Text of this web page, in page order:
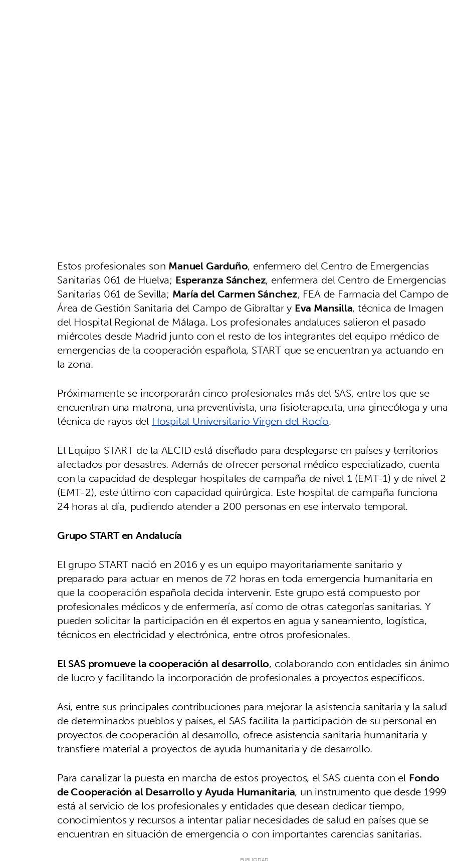
Estos profesionales son Manuel Garduño, enfermero del Centro de Emergencias
Sanitarias 061 de Huelva; Esperanza Sánchez, enfermera del Centro de Emergencias
Sanitarias 061 de Sevilla; María del Carmen Sánchez, FEA de Farmacia del Campo
Área de Gestión Sanitaria del Campo de Gibraltar y Eva Mansilla, técnica de Imagen
del Hospital Regional de Málaga. Los profesionales andaluces salieron el pasado
miércoles desde Madrid junto con el resto de los integrantes del equipo médico de
emergencias de la cooperación española, START que se encuentran ya actuando en
la zona.
Próximamente se incorporarán cinco profesionales más del SAS, entre los que se
encuentran una matrona, una preventivista, una fisioterapeuta, una ginecóloga y una
técnica de rayos delHospital Universitario Virgen del Rocío.
El Equipo START de la AECID está diseñado para desplegarse en países y territorios
afectados por desastres. Además de ofrecer personal médico especializado, cuenta
con la capacidad de desplegar hospitales de campaña de nivel 1 (EMT-1) y de nivel 2
(EMT-2), este último con capacidad quirúrgica. Este hospital de campaña funciona
24 horas al día, pudiendo atender a 200 personas en ese intervalo temporal.
Grupo START en Andalucía
El grupo START nació en 2016 y es un equipo mayoritariamente sanitario y
preparado para actuar en menos de 72 horas en toda emergencia humanitaria en
que la cooperación española decida intervenir. Este grupo está compuesto por
profesionales médicos y de enfermería, así como de otras categorías sanitarias. Y
pueden solicitar la participación en él expertos en agua y saneamiento, logística,
técnicos en electricidad y electrónica, entre otros profesionales.
El SAS promueve la cooperación al desarrollo, colaborando con entidades sin ánimo
de lucro y facilitando la incorporación de profesionales a proyectos específicos.
Así, entre sus principales contribuciones para mejorar la asistencia sanitaria y la salud
de determinados pueblos y países, el SAS facilita la participación de su personal en
proyectos de cooperación al desarrollo, ofrece asistencia sanitaria humanitaria y
transfiere material a proyectos de ayuda humanitaria y de desarrollo.
Para canalizar la puesta en marcha de estos proyectos, el SAS cuenta con el Fondo
de Cooperación al Desarrollo y Ayuda Humanitaria, un instrumento que desde 1999
está al servicio de los profesionales y entidades que desean dedicar tiempo,
conocimientos y recursos a intentar paliar necesidades de salud en países que se
encuentran en situación de emergencia o con importantes carencias sanitarias.